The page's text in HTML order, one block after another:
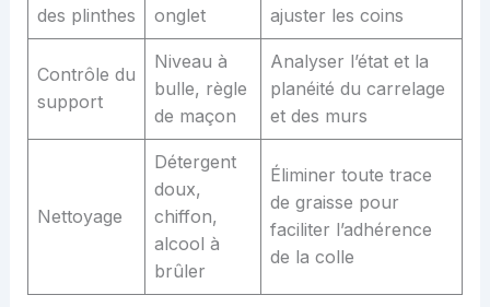
des plinthes
onglet
ajuster les coins
Contrôle du
support
Niveau à
bulle, règle
de maçon
Analyser l’état et la
planéité du carrelage
et des murs
Nettoyage
Détergent
doux,
chiffon,
alcool à
brûler
Éliminer toute trace
de graisse pour
faciliter l’adhérence
de la colle